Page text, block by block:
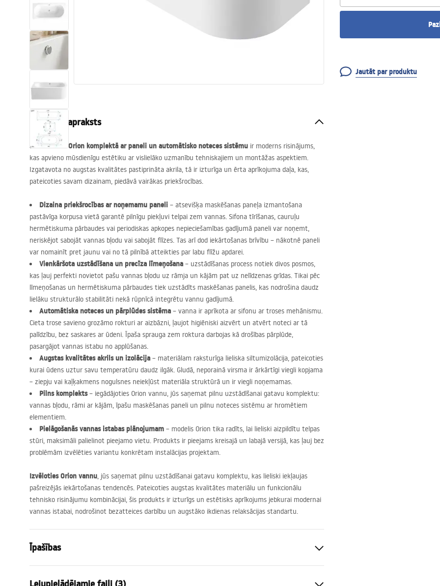
Vannas istabas dušas
Jautāt par produktu
Produkta apraksts
Stūra vanna Orion komplektā ar paneli un automātisko noteces sistēmu ir moderns risinājums,
kas apvieno mūsdienīgu estētiku ar vislielāko uzmanību tehniskajiem un montāžas aspektiem.
Izgatavota no augstas kvalitātes pastiprināta akrila, tā ir izturīga un ērta aprīkojuma daļa, kas,
pateicoties savam dizainam, piedāvā vairākas priekšrocības.
Dizaina priekšrocības ar noņemamu paneli – atsevišķa maskēšanas paneļa izmantošana
pastāvīga korpusa vietā garantē pilnīgu piekļuvi telpai zem vannas. Sifona tīrīšanas, cauruļu
hermētiskuma pārbaudes vai periodiskas apkopes nepieciešamības gadījumā paneli var noņemt,
neriskējot sabojāt vannas bļodu vai sabojāt flīzes. Tas arī dod iekārtošanas brīvību – nākotnē paneli
var nomainīt pret jaunu vai no tā pilnībā atteikties par labu flīžu apdarei.
Vienkāršota uzstādīšana un precīza līmeņošana – uzstādīšanas process notiek divos posmos,
kas ļauj perfekti novietot pašu vannas bļodu uz rāmja un kājām pat uz nelīdzenas grīdas. Tikai pēc
līmeņošanas un hermētiskuma pārbaudes tiek uzstādīts maskēšanas panelis, kas nodrošina daudz
lielāku strukturālo stabilitāti nekā rūpnīcā integrētu vannu gadījumā.
Automātiska noteces un pārplūdes sistēma – vanna ir aprīkota ar sifonu ar troses mehānismu.
Cieta trose savieno grozāmo rokturi ar aizbāzni, ļaujot higiēniski aizvērt un atvērt noteci ar tā
palīdzību, bez saskares ar ūdeni. Īpaša sprauga zem roktura darbojas kā drošības pārplūde,
pasargājot vannas istabu no applūšanas.
Augstas kvalitātes akrils un izolācija – materiālam raksturīga lieliska siltumizolācija, pateicoties
kurai ūdens uztur savu temperatūru daudz ilgāk. Gludā, neporainā virsma ir ārkārtīgi viegli kopjama
– ziepju vai kaļķakmens nogulsnes neiekļūst materiāla struktūrā un ir viegli noņemamas.
Pilns komplekts– iegādājoties Orion vannu, jūs saņemat pilnu uzstādīšanai gatavu komplektu:
vannas bļodu, rāmi ar kājām, īpašu maskēšanas paneli un pilnu noteces sistēmu ar hromētiem
elementiem.
Pielāgošanās vannas istabas plānojumam – modelis Orion tika radīts, lai lieliski aizpildītu telpas
stūri, maksimāli palielinot pieejamo vietu. Produkts ir pieejams kreisajā un labajā versijā, kas ļauj bez
problēmām izvēlēties variantu konkrētam instalācijas projektam.
Izvēloties Orion vannu, jūs saņemat pilnu uzstādīšanai gatavu komplektu, kas lieliski iekļaujas
pašreizējās iekārtošanas tendencēs. Pateicoties augstas kvalitātes materiālu un funkcionālu
tehnisko risinājumu kombinācijai, šis produkts ir izturīgs un estētisks aprīkojums jebkurai modernai
vannas istabai, nodrošinot bezatteices darbību un augstāko ikdienas relaksācijas standartu.
Īpašības